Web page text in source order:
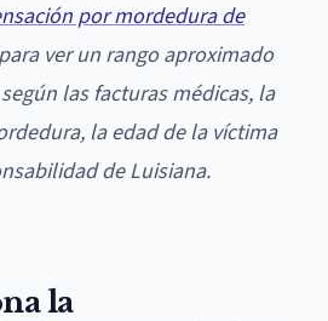
por mordedura de
ver un rango aproximado
las facturas médicas, la
la edad de la víctima
de Luisiana.
la